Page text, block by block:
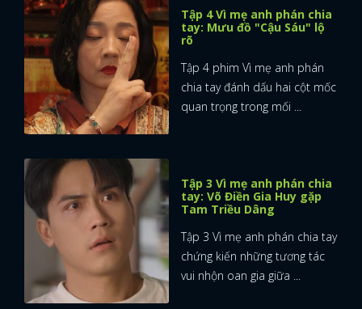
Tập 4 Vì mẹ anh phán chia
tay: Mưu đồ "Cậu Sáu" lộ
rõ
Tập 4 phim Vì mẹ anh phán
chia tay đánh dấu hai cột mốc
quan trọng trong mối ...
Tập 3 Vì mẹ anh phán chia
tay: Võ Điền Gia Huy gặp
Tam Triều Dâng
Tập 3 Vì mẹ anh phán chia tay
chứng kiến những tương tác
vui nhộn oan gia giữa ...